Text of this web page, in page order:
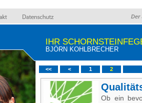
Der
IHR
BJÖRN KOHLBRECHER
<< < 1 2
Ob ein